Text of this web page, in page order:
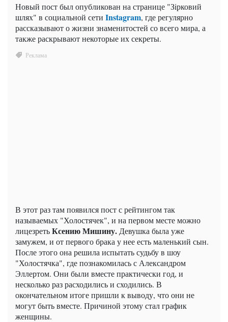
Новый пост был опубликован на странице "Зiрковий
шлях" в социальной сети Instagram, где регулярно
рассказывают о жизни знаменитостей со всего мира, а
также раскрывают некоторые их секреты.
В этот раз там появился пост с рейтингом так
называемых "Холостячек", и на первом месте можно
лицезретьКсению Мишину. Девушка была уже
замужем, и от первого брака у нее есть маленький сын.
После этого она решила испытать судьбу в шоу
"Холостячка", где познакомилась с Александром
Эллертом. Они были вместе практически год, и
несколько раз расходились и сходились. В
окончательном итоге пришли к выводу, что они не
могут быть вместе. Причиной этому стал график
женщины.